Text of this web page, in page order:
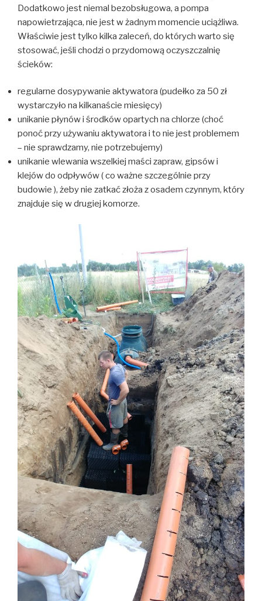
Dodatkowo jest niemal bezobsługowa, a pompa
napowietrzająca, nie jest w żadnym momencie uciążliwa.
Właściwie jest tylko kilka zaleceń, do których warto się
stosować, jeśli chodzi o przydomową oczyszczalnię
ścieków:
regularne dosypywanie aktywatora (pudełko za 50 zł
wystarczyło na kilkanaście miesięcy)
unikanie płynów i środków opartych na chlorze (choć
ponoć przy używaniu aktywatora i to nie jest problemem
– nie sprawdzamy, nie potrzebujemy)
unikanie wlewania wszelkiej maści zapraw, gipsów i
klejów do odpływów ( co ważne szczególnie przy
budowie ), żeby nie zatkać złoża z osadem czynnym, który
znajduje się w drugiej komorze.